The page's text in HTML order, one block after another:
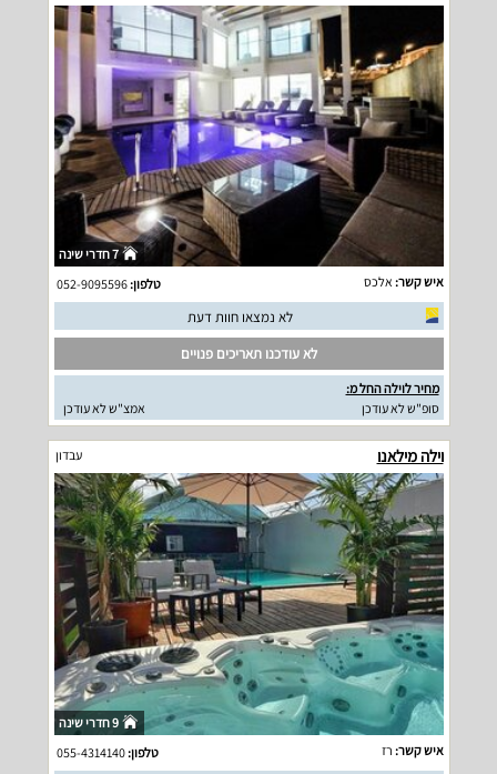
7 חדרי שינה
איש קשר: אלכס טלפון:052-9095596
לא נמצאו חוות דעת
לא עודכנו תאריכים פנויים
מחיר לוילה החל מ:
סופ"ש לא עודכן
אמצ"ש לא עודכן
וילה מילאנו עבדון
9 חדרי שינה
איש קשר: רז טלפון:055-4314140